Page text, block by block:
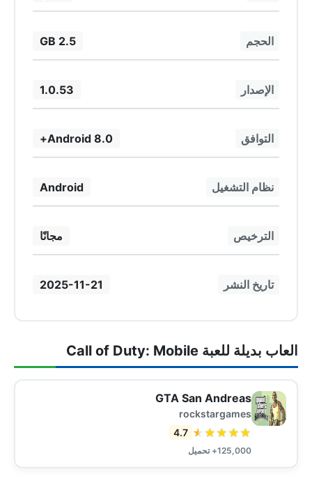
الحجم 2.5 GB
الإصدار 1.0.53
التوافق Android 8.0+
نظام التشغيل Android
الترخيص مجانًا
تاريخ النشر 2025-11-21
العاب بديلة للعبة Call of Duty: Mobile
GTA San Andreas
rockstargames
★
★
★
★
★
4.7
125,000+ تحميل